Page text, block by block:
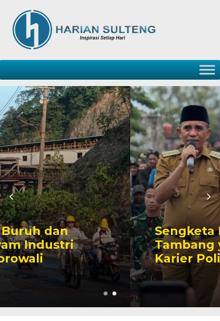
Sengketa Perizinan
Tambang yang Mengiringi
Karier Politik Anwar Hafid